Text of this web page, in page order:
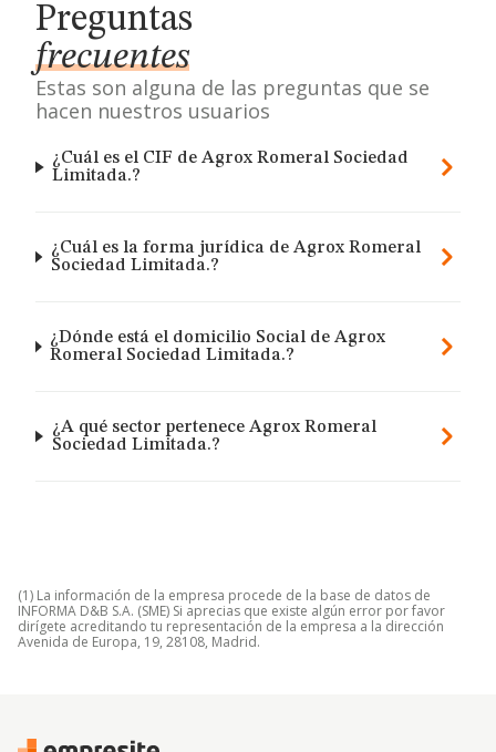
Preguntas
frecuentes
Estas son alguna de las preguntas que se
hacen nuestros usuarios
¿Cuál es el CIF de Agrox Romeral Sociedad
Limitada.?
¿Cuál es la forma jurídica de Agrox Romeral
Sociedad Limitada.?
¿Dónde está el domicilio Social de Agrox
Romeral Sociedad Limitada.?
¿A qué sector pertenece Agrox Romeral
Sociedad Limitada.?
(1) La información de la empresa procede de la base de datos de
INFORMA D&B S.A. (SME) Si aprecias que existe algún error por favor
dirígete acreditando tu representación de la empresa a la dirección
Avenida de Europa, 19, 28108, Madrid.